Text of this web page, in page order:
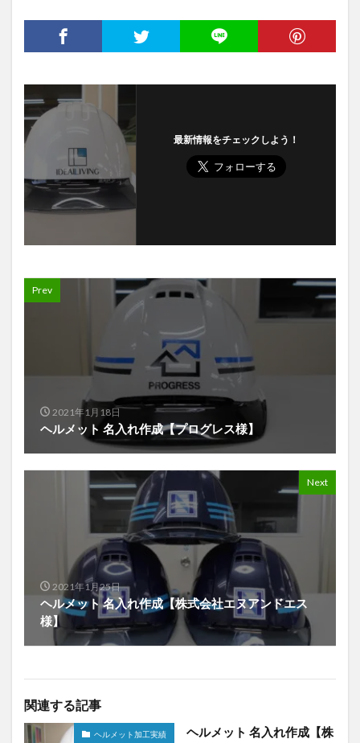
最新情報をチェックしよう！
Prev
2021年1月18日
ヘルメット 名入れ作成【プログレス様】
Next
2021年1月25日
ヘルメット 名入れ作成【株式会社エヌアンドエス
様】
関連する記事
ヘルメット加工実績
ヘルメット 名入れ作成【株